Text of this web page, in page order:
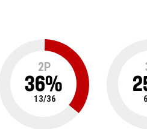
2P
36%
13/36 6